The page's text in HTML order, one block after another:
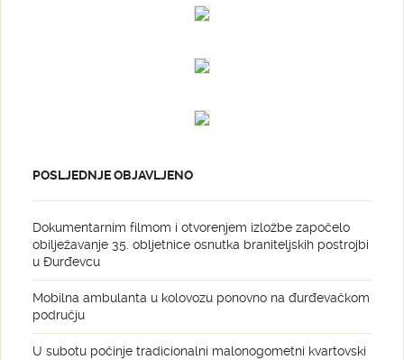
POSLJEDNJE OBJAVLJENO
Dokumentarnim filmom i otvorenjem izložbe započelo
obilježavanje 35. obljetnice osnutka braniteljskih postrojbi
u Đurđevcu
Mobilna ambulanta u kolovozu ponovno na đurđevačkom
području
U subotu počinje tradicionalni malonogometni kvartovski